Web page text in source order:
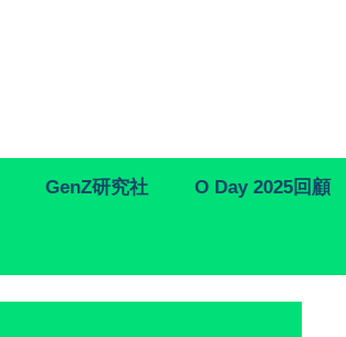
GenZ研究社 O Day 2025回顧